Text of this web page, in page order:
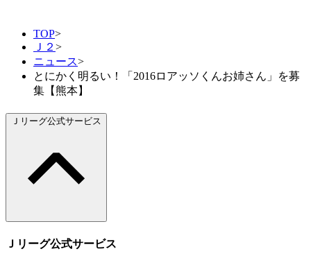
TOP>
Ｊ２ >
ニュース>
とにかく明るい！「2016ロアッソくんお姉さん」を募
集【熊本】
Ｊリーグ公式サービス
Ｊリーグ公式サービス